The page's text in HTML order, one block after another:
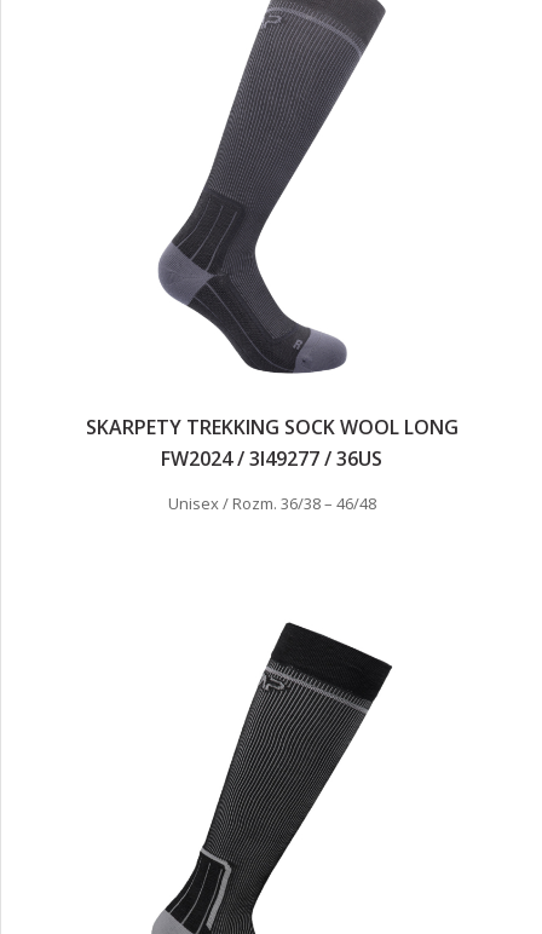
SKARPETY TREKKING SOCK WOOL LONG
FW2024 / 3I49277 / 36US
Unisex / Rozm. 36/38 – 46/48